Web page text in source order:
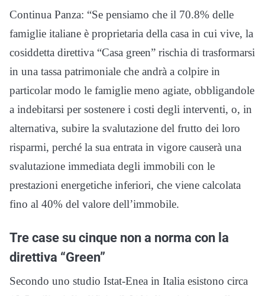
Continua Panza: “Se pensiamo che il 70.8% delle
famiglie italiane è proprietaria della casa in cui vive, la
cosiddetta direttiva “Casa green” rischia di trasformarsi
in una tassa patrimoniale che andrà a colpire in
particolar modo le famiglie meno agiate, obbligandole
a indebitarsi per sostenere i costi degli interventi, o, in
alternativa, subire la svalutazione del frutto dei loro
risparmi, perché la sua entrata in vigore causerà una
svalutazione immediata degli immobili con le
prestazioni energetiche inferiori, che viene calcolata
fino al 40% del valore dell’immobile.
Tre case su cinque non a norma con la
direttiva “Green”
Secondo uno studio Istat-Enea in Italia esistono circa